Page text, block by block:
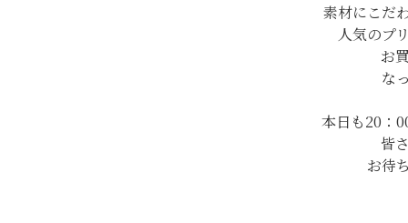
素材にこだ
人気のプ
お
な
本日も20：
皆
お待